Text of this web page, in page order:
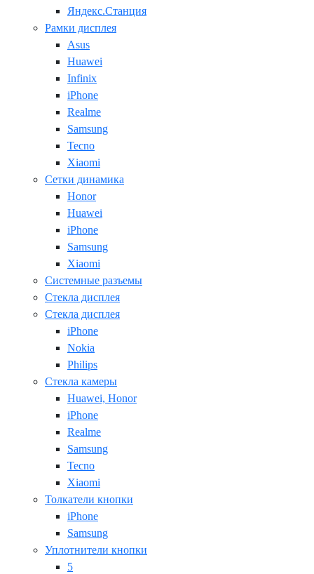
Яндекс.Станция
Рамки дисплея
Asus
Huawei
Infinix
iPhone
Realme
Samsung
Tecno
Xiaomi
Сетки динамика
Honor
Huawei
iPhone
Samsung
Xiaomi
Системные разъемы
Стекла дисплея
Стекла дисплея
iPhone
Nokia
Philips
Стекла камеры
Huawei, Honor
iPhone
Realme
Samsung
Tecno
Xiaomi
Толкатели кнопки
iPhone
Samsung
Уплотнители кнопки
5